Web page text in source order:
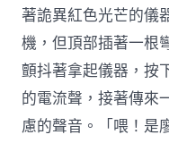
著詭異紅色光芒的儀
機，但頂部插著一根
顫抖著拿起儀器，按
的電流聲，接著傳來
慮的聲音。「喂！是